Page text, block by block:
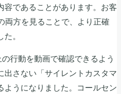
容であることがあります。お客
両方を見ることで、より正確
。
行動を動画で確認できるよう
出さない「サイレントカスタマ
ようになりました。コールセン